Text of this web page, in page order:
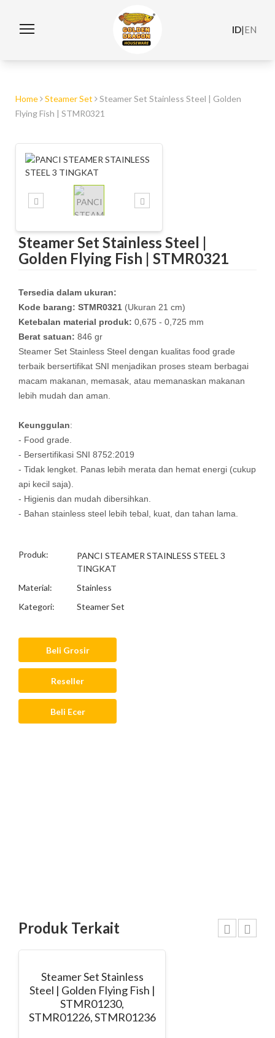
ID|EN
Home Steamer Set
Steamer Set Stainless Steel | Golden
Flying Fish | STMR0321
Steamer Set Stainless Steel |
Golden Flying Fish | STMR0321
Tersedia dalam ukuran:
Kode barang: STMR0321 (Ukuran 21 cm)
Ketebalan material produk: 0,675 - 0,725 mm
Berat satuan: 846 gr
Steamer Set Stainless Steel dengan kualitas food grade
terbaik bersertifikat SNI menjadikan proses steam berbagai
macam makanan, memasak, atau memanaskan makanan
lebih mudah dan aman.
Keunggulan:
- Food grade.
- Bersertifikasi SNI 8752:2019
- Tidak lengket. Panas lebih merata dan hemat energi (cukup
api kecil saja).
- Higienis dan mudah dibersihkan.
- Bahan stainless steel lebih tebal, kuat, dan tahan lama.
Produk:
PANCI STEAMER STAINLESS STEEL 3
TINGKAT
Material:
Stainless
Kategori:
Steamer Set
Beli Grosir
Reseller
Beli Ecer
Produk Terkait
Steamer Set Stainless
Steel | Golden Flying Fish |
STMR01230,
STMR01226, STMR01236